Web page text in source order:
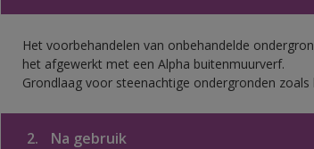
Het voorbehandelen van onbehandelde
het afgewerkt met een Alpha buitenmuurverf.
Grondlaag voor steenachtige ondergronden
2. Na gebruik